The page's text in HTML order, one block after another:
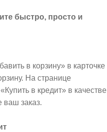
быстро, просто и
в корзину» в карточке
На странице
в кредит» в качестве
ваш заказ.